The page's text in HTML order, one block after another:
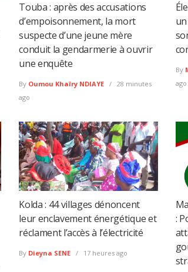
Touba : après des accusations
d’empoisonnement, la mort
suspecte d’une jeune mère
conduit la gendarmerie à ouvrir
une enquête
By Oumou Khaïry NDIAYE
28 minutes
ago
By
ago
Kolda : 44 villages dénoncent
leur enclavement énergétique et
réclament l’accès à l’électricité
By Dieyna SENE 17 heures ago
: